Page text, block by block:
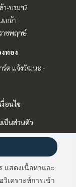
า-บรมฯ2
กล้า
าชพฤกษ์
ทอง
ร์ด แจ้งวัฒนะ -
อนไข
ป็นส่วนตัว
-เช่า
แสดงเนื้อหาและ
เคราะห์การเข้า